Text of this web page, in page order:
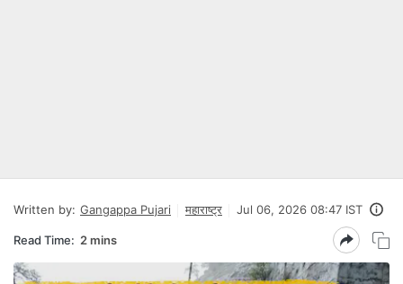
Written by: Gangappa Pujari महाराष्ट्र Jul 06, 2026 08:47 IST
Read Time: 2 mins